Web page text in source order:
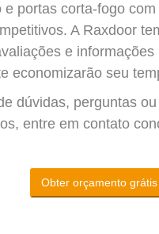
e portas corta-fogo
A Raxdoor
e
economizarão seu
dúvidas, perguntas
entre em contato
Obter orçamento grátis